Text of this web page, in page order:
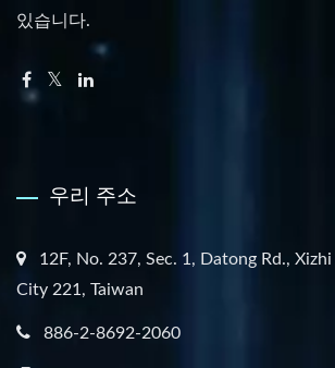
있습니다.
우리 주소
12F, No. 237, Sec. 1, Datong Rd.,
City 221, Taiwan
886-2-8692-2060